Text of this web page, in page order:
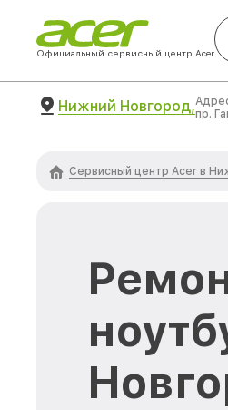
Официальный сервисный центр Acer
Нижний Новгород,пр.
Сервисный центр Acer в